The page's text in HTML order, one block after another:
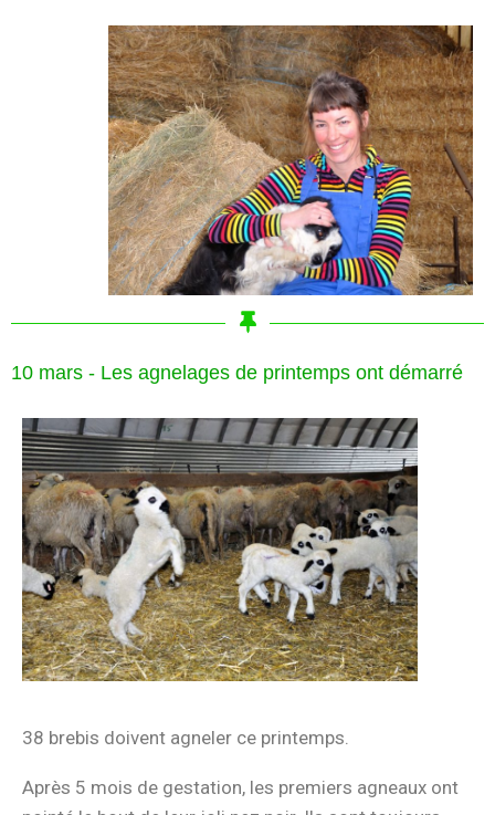
10 mars - Les agnelages de printemps ont démarré
38 brebis doivent agneler ce printemps.
Après 5 mois de gestation, les premiers agneaux ont